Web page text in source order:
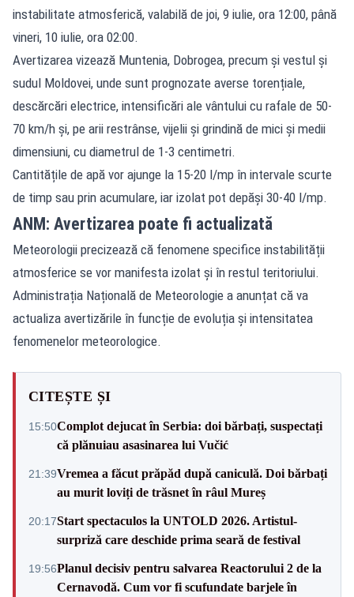
instabilitate atmosferică, valabilă de joi, 9 iulie, ora 12:00, până
vineri, 10 iulie, ora 02:00.
Avertizarea vizează Muntenia, Dobrogea, precum și vestul și
sudul Moldovei, unde sunt prognozate averse torențiale,
descărcări electrice, intensificări ale vântului cu rafale de 50-
70 km/h și, pe arii restrânse, vijelii și grindină de mici și medii
dimensiuni, cu diametrul de 1-3 centimetri.
Cantitățile de apă vor ajunge la 15-20 l/mp în intervale scurte
de timp sau prin acumulare, iar izolat pot depăși 30-40 l/mp.
ANM: Avertizarea poate fi actualizată
Meteorologii precizează că fenomene specifice instabilității
atmosferice se vor manifesta izolat și în restul teritoriului.
Administrația Națională de Meteorologie a anunțat că va
actualiza avertizările în funcție de evoluția și intensitatea
fenomenelor meteorologice.
CITEȘTE ȘI
15:50Complot dejucat în Serbia: doi bărbați, suspectați
că plănuiau asasinarea lui Vučić
21:39Vremea a făcut prăpăd după caniculă. Doi bărbați
au murit loviți de trăsnet în râul Mureș
20:17Start spectaculos la UNTOLD 2026. Artistul-
surpriză care deschide prima seară de festival
19:56Planul decisiv pentru salvarea Reactorului 2 de la
Cernavodă. Cum vor fi scufundate barjele în